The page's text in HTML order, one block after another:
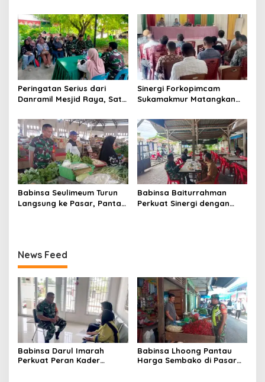
Mendukung Program Gizi
Anak
Perkembangannya
Peringatan Serius dari
Danramil Mesjid Raya, Satu
Diri, Keluarga, hingga
Satuan
Sinergi Forkopimcam
Sukamakmur Matangkan
Semangat Kebersamaan
Jadi Kunci Sukses
Babinsa Seulimeum Turun
Langsung ke Pasar, Pantau
Babinsa Baiturrahman
Perkuat Sinergi dengan
News Feed
Babinsa Darul Imarah
Perkuat Peran Kader
Babinsa Lhoong Pantau
Harga Sembako di Pasar